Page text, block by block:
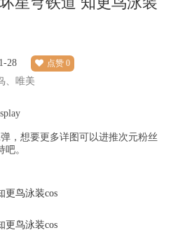
28 点赞 0
、唯美
，想要更多详图可以进推次元粉丝
。